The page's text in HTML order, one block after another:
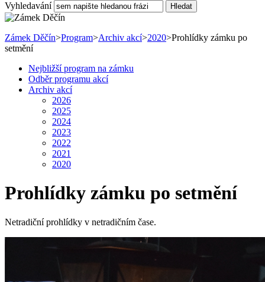
Vyhledavání
Hledat
Zámek Děčín>Program>Archiv akcí>2020>Prohlídky zámku po
setmění
Nejbližší program na zámku
Odběr programu akcí
Archiv akcí
2026
2025
2024
2023
2022
2021
2020
Prohlídky zámku po setmění
Netradiční prohlídky v netradičním čase.